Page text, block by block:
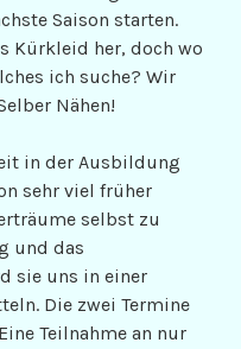
Saison starten.
Kürkleid her, doch wo
ich suche? Wir
Nähen!
in der Ausbildung
sehr viel früher
selbst zu
und das
sie uns in einer
Die zwei Termine
Teilnahme an nur